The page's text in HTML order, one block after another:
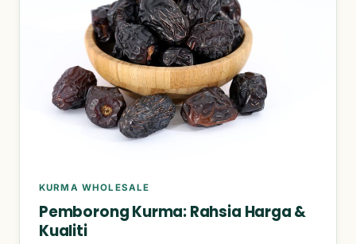
KURMA WHOLESALE
Pemborong Kurma: Rahsia Harga &
Kualiti